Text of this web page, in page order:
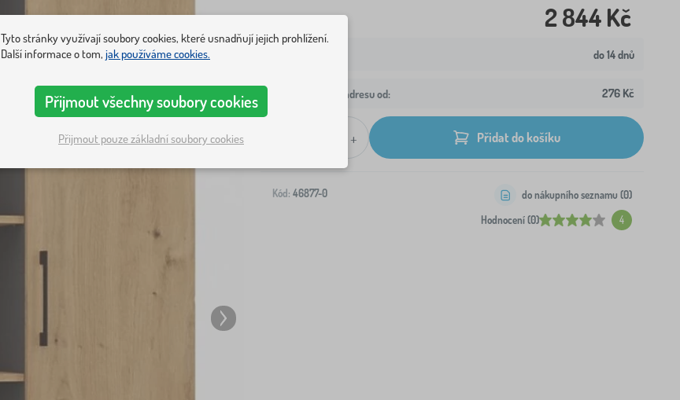
2 844 Kč
do 14 dnů
Doprava na Vaši adresu od: 276 Kč
+ Přidat do košíku
Kód: 46877-0
Hodnocení (0) 4
do nákupního seznamu (0)
Tyto stránky využívají soubory cookies, které usnadňují jejich prohlížení.
Další informace o tom, jak používáme cookies.
Přijmout všechny soubory cookies
Přijmout pouze základní soubory cookies